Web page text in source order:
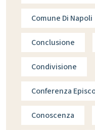
Comune Di Napoli
Conclusione
Condivisione
Conferenza
Conoscenza